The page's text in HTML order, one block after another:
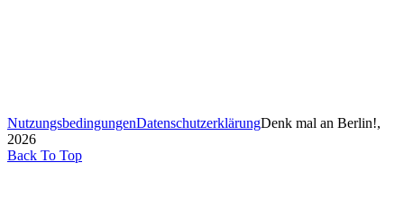
NutzungsbedingungenDatenschutzerklärungDenk mal an Berlin!,
2026
Back To Top